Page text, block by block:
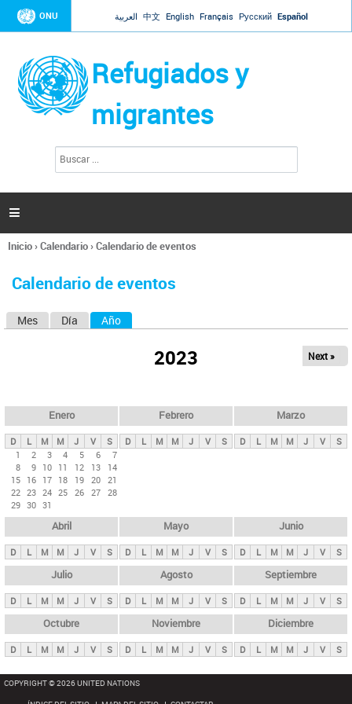
Jump to navigation
ONU العربية 中文 English Français Русский Español
Refugiados y
migrantes
l
d
s

Se
usted
Inicio›Calendario›Calendario de eventos
Calendario de eventos
s
p
n
i
p
a
l
s
Mes Día Año
2023 Next »
Enero
D L M M J V
S
1
2 3 4 5 6
7
8
9 10 11 12 13
14
15 16 17 18 19 20 21
22 23 24 25 26 27 28
29 30 31
Febrero
D L M M J V S
Marzo
D L M M J V S
Abril
D L M M J V S
Mayo
D L M M J V S
Junio
D L M M J V S
Julio
D L M M J V S
Agosto
D L M M J V S
Septiembre
D L M M J V S
Octubre
D L M M J V S
Noviembre
D L M M J V S
Diciembre
D L M M J V S
COPYRIGHT © 2026 UNITED NATIONS